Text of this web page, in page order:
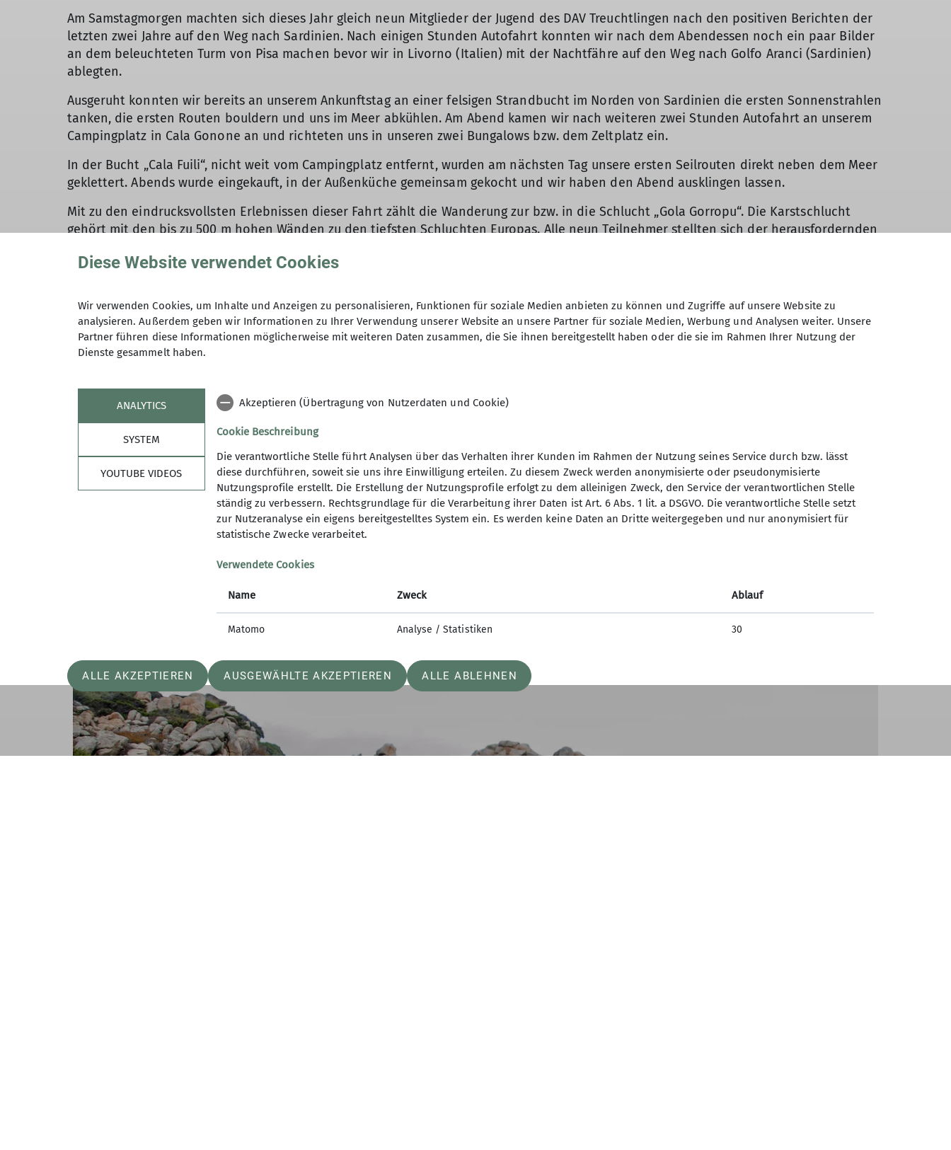
Am Samstagmorgen machten sich dieses Jahr gleich neun Mitglieder der Jugend des DAV Treuchtlingen nach den positiven Berichten der
letzten zwei Jahre auf den Weg nach Sardinien. Nach einigen Stunden Autofahrt konnten wir nach dem Abendessen noch ein paar Bilder
an dem beleuchteten Turm von Pisa machen bevor wir in Livorno (Italien) mit der Nachtfähre auf den Weg nach Golfo Aranci (Sardinien)
ablegten.
Ausgeruht konnten wir bereits an unserem Ankunftstag an einer felsigen Strandbucht im Norden von Sardinien die ersten Sonnenstrahlen
tanken, die ersten Routen bouldern und uns im Meer abkühlen. Am Abend kamen wir nach weiteren zwei Stunden Autofahrt an unserem
Campingplatz in Cala Gonone an und richteten uns in unseren zwei Bungalows bzw. dem Zeltplatz ein.
In der Bucht „Cala Fuili“, nicht weit vom Campingplatz entfernt, wurden am nächsten Tag unsere ersten Seilrouten direkt neben dem Meer
geklettert. Abends wurde eingekauft, in der Außenküche gemeinsam gekocht und wir haben den Abend ausklingen lassen.
Mit zu den eindrucksvollsten Erlebnissen dieser Fahrt zählt die Wanderung zur bzw. in die Schlucht „Gola Gorropu“. Die Karstschlucht
gehört mit den bis zu 500 m hohen Wänden zu den tiefsten Schluchten Europas. Alle neun Teilnehmer stellten sich der herausfordernden
grünen Bereich der Schlucht und bewunderten dort eine Seilschaft in mehreren hundert Metern Höhe, welche dort ihre Route
Meter hohe Felsbrocken und stiegen am Ende der Schlucht in den dortigen Klettersteig ein. Anschließend stand der Rückweg aus der
Schlucht an, hierbei seilten wir uns alle an einer Stelle ca. 30 m nach unten ab. Wieder am Eingang der Schlucht angekommen gab es zur
Stärkung Gummibärchen bevor noch einmal zwei Stunden Rückweg zum Auto anstanden. Nach der Rückfahrt mit dem Auto nach Cala
Gonone freuten sich alle auf den Restaurantbesuch mit leckerem Essen.
Velenosa“ (Schwierigkeit 7a) zog einige unserer Teilnehmer magisch an, sie wanderten an mehreren Tagen dorthin um die Route zu
Zum Entspannen, Baden und Schnorcheln fuhren wir nach S´Archittu, einige nutzen die Gelegenheit um zum ersten Mal von einem 14 m
hohen Torbogen ins Wasser zu springen. Der beliebte Strand „Cala Goloritze“ stand am 10. Tag auf unserem Programm, nach ein paar
Kilometern abwärts Richtung Bucht erreichten wir diese, leider war es aufgrund des starken Windes nicht möglich, an dem schönen
Schnorchelspot zu baden. Stattdessen genossen wir die trotzdem tolle Aussicht und beobachteten die Kletterer an dem direkt
danebenliegenden Kletterspot für Mehrseillängenrouten der „Aguglia di Goloritzé“.
ein paar Yachten an. Am Abend ging es in Golfo Aranci wieder auf die Fähre Richtung Livorno und von dort aus wieder nach
Diese Website verwendet Cookies
Wir verwenden Cookies, um Inhalte und Anzeigen zu personalisieren, Funktionen für soziale Medien anbieten zu können und Zugriffe auf unsere Website zu
analysieren. Außerdem geben wir Informationen zu Ihrer Verwendung unserer Website an unsere Partner für soziale Medien, Werbung und Analysen weiter. Unsere
Partner führen diese Informationen möglicherweise mit weiteren Daten zusammen, die Sie ihnen bereitgestellt haben oder die sie im Rahmen Ihrer Nutzung der
Dienste gesammelt haben.
ANALYTICS
SYSTEM
YOUTUBE VIDEOS
Akzeptieren (Übertragung von Nutzerdaten und Cookie)
Cookie Beschreibung
Die verantwortliche Stelle führt Analysen über das Verhalten ihrer Kunden im Rahmen der Nutzung seines Service durch bzw. lässt
diese durchführen, soweit sie uns ihre Einwilligung erteilen. Zu diesem Zweck werden anonymisierte oder pseudonymisierte
Nutzungsprofile erstellt. Die Erstellung der Nutzungsprofile erfolgt zu dem alleinigen Zweck, den Service der verantwortlichen Stelle
ständig zu verbessern. Rechtsgrundlage für die Verarbeitung ihrer Daten ist Art. 6 Abs. 1 lit. a DSGVO. Die verantwortliche Stelle setzt
zur Nutzeranalyse ein eigens bereitgestelltes System ein. Es werden keine Daten an Dritte weitergegeben und nur anonymisiert für
statistische Zwecke verarbeitet.
Verwendete Cookies
Name Zweck Ablauf
Matomo Analyse / Statistiken 30
ALLE AKZEPTIEREN AUSGEWÄHLTE AKZEPTIEREN ALLE ABLEHNEN